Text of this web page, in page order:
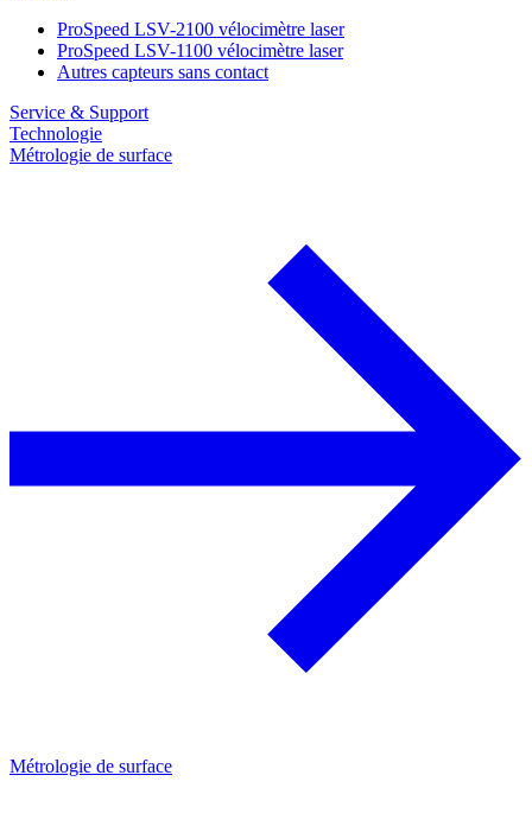
ProSpeed LSV-2100 vélocimètre laser
ProSpeed LSV-1100 vélocimètre laser
Autres capteurs sans contact
Service & Support
Technologie
Métrologie de surface
Métrologie de surface